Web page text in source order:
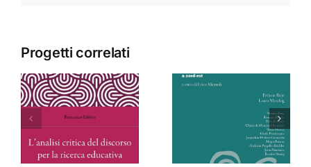
Progetti correlati
Donne
Frontiere
Scritture
Moroccan
Thought